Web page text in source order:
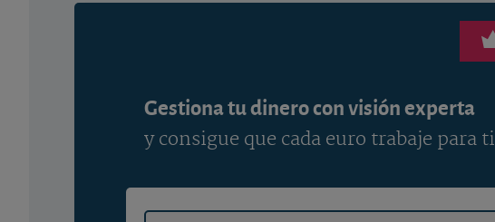
Gestiona tu dinero con visión experta
y consigue que cada euro trabaje para ti